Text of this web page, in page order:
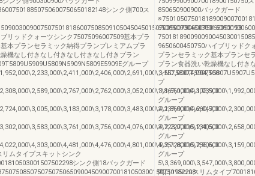
シンク側700ス
リッドクォーツシンク75075096007509基本プラ
本プランセラミック納得プランプレミアムプラ
機なし付きなし付きなし付きなし付きプラン
グループ
ムタイプスキットシンク
シンク側18バックガード
850650900900バックガード
9650600450750ハイブリッドク
プランセラミック基本プランセ
プラン食器洗い乾燥機なし付き
ン
プ
グループ
グループ
グループ
グループ
間口195cmスリムタイプ